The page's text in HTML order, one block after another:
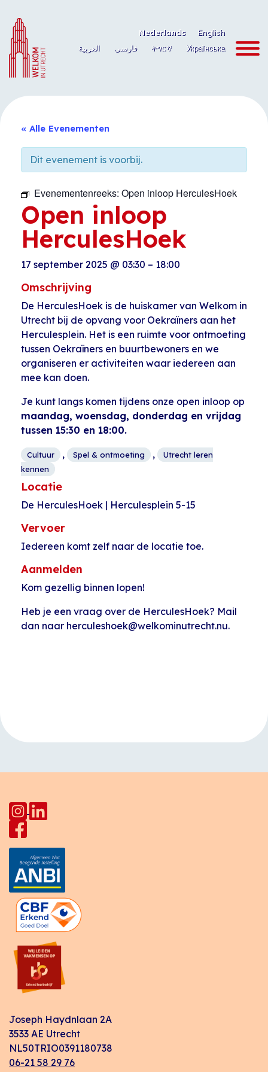
naar
de
inhoud
Nederlands
English
العربية
فارسی ትግርኛ Українська
« Alle Evenementen
Dit evenement is voorbij.
Evenementenreeks: Open inloop HerculesHoek
Open inloop
HerculesHoek
17 september 2025 @ 03:30 – 18:00
Omschrijving
De HerculesHoek is de huiskamer van Welkom in
Utrecht bij de opvang voor Oekraïners aan het
Herculesplein. Het is een ruimte voor ontmoeting
tussen Oekraïners en buurtbewoners en we
organiseren er activiteiten waar iedereen aan
mee kan doen.
Je kunt langs komen tijdens onze open inloop op
maandag, woensdag, donderdag en vrijdag
tussen 15:30 en 18:00.
Cultuur , Spel & ontmoeting ,
Utrecht leren
kennen
Locatie
De HerculesHoek | Herculesplein 5-15
Vervoer
Iedereen komt zelf naar de locatie toe.
Aanmelden
Kom gezellig binnen lopen!
Heb je een vraag over de HerculesHoek? Mail
dan naar herculeshoek@welkominutrecht.nu.
Joseph Haydnlaan 2A
3533 AE Utrecht
NL50TRIO0391180738
06-21 58 29 76